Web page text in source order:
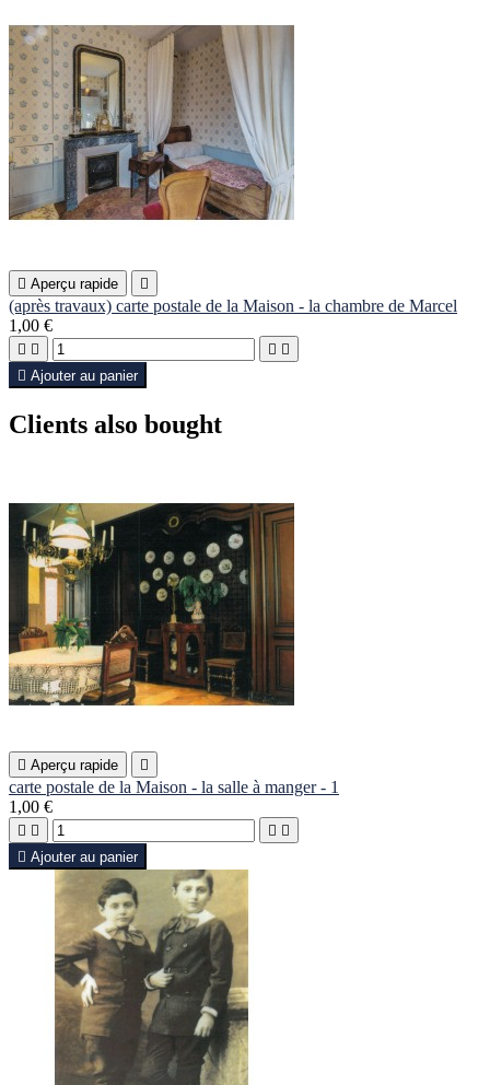
 Aperçu rapide 
(après travaux) carte postale de la Maison - la chambre de Marcel
1,00 €
   
 Ajouter au panier
Clients also bought
 Aperçu rapide 
carte postale de la Maison - la salle à manger - 1
1,00 €
   
 Ajouter au panier